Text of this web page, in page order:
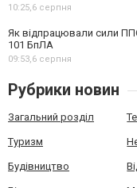
10:25, 6 серпня
Як відпрацювали сили
101 БпЛА
09:53, 6 серпня
Рубрики новин
Загальний розділ
Туризм
Будівництво